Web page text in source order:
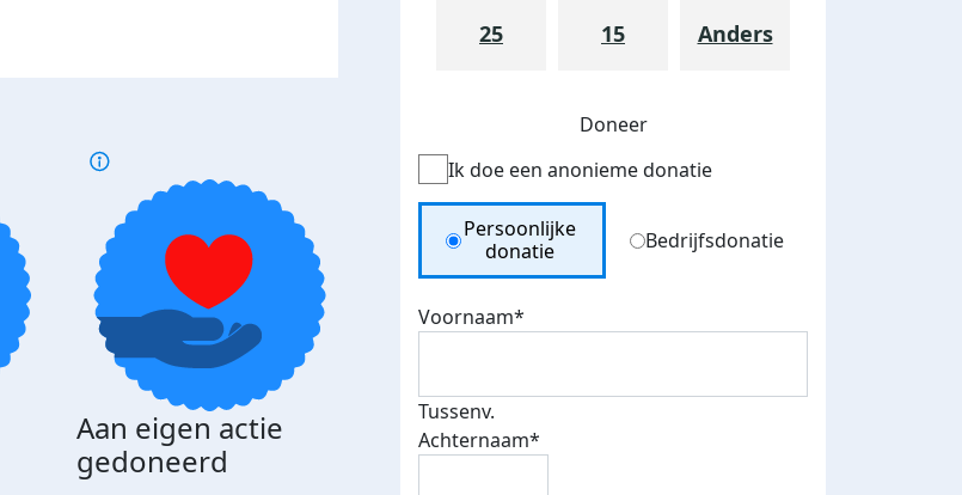
Aan eigen actie
gedoneerd
Donateurs
bedankt
25 15 Anders
Doneer
Ik doe een anonieme donatie
Donation Type
Persoonlijke
donatie
Bedrijfsdonatie
Voornaam*
Tussenv.
Achternaam*